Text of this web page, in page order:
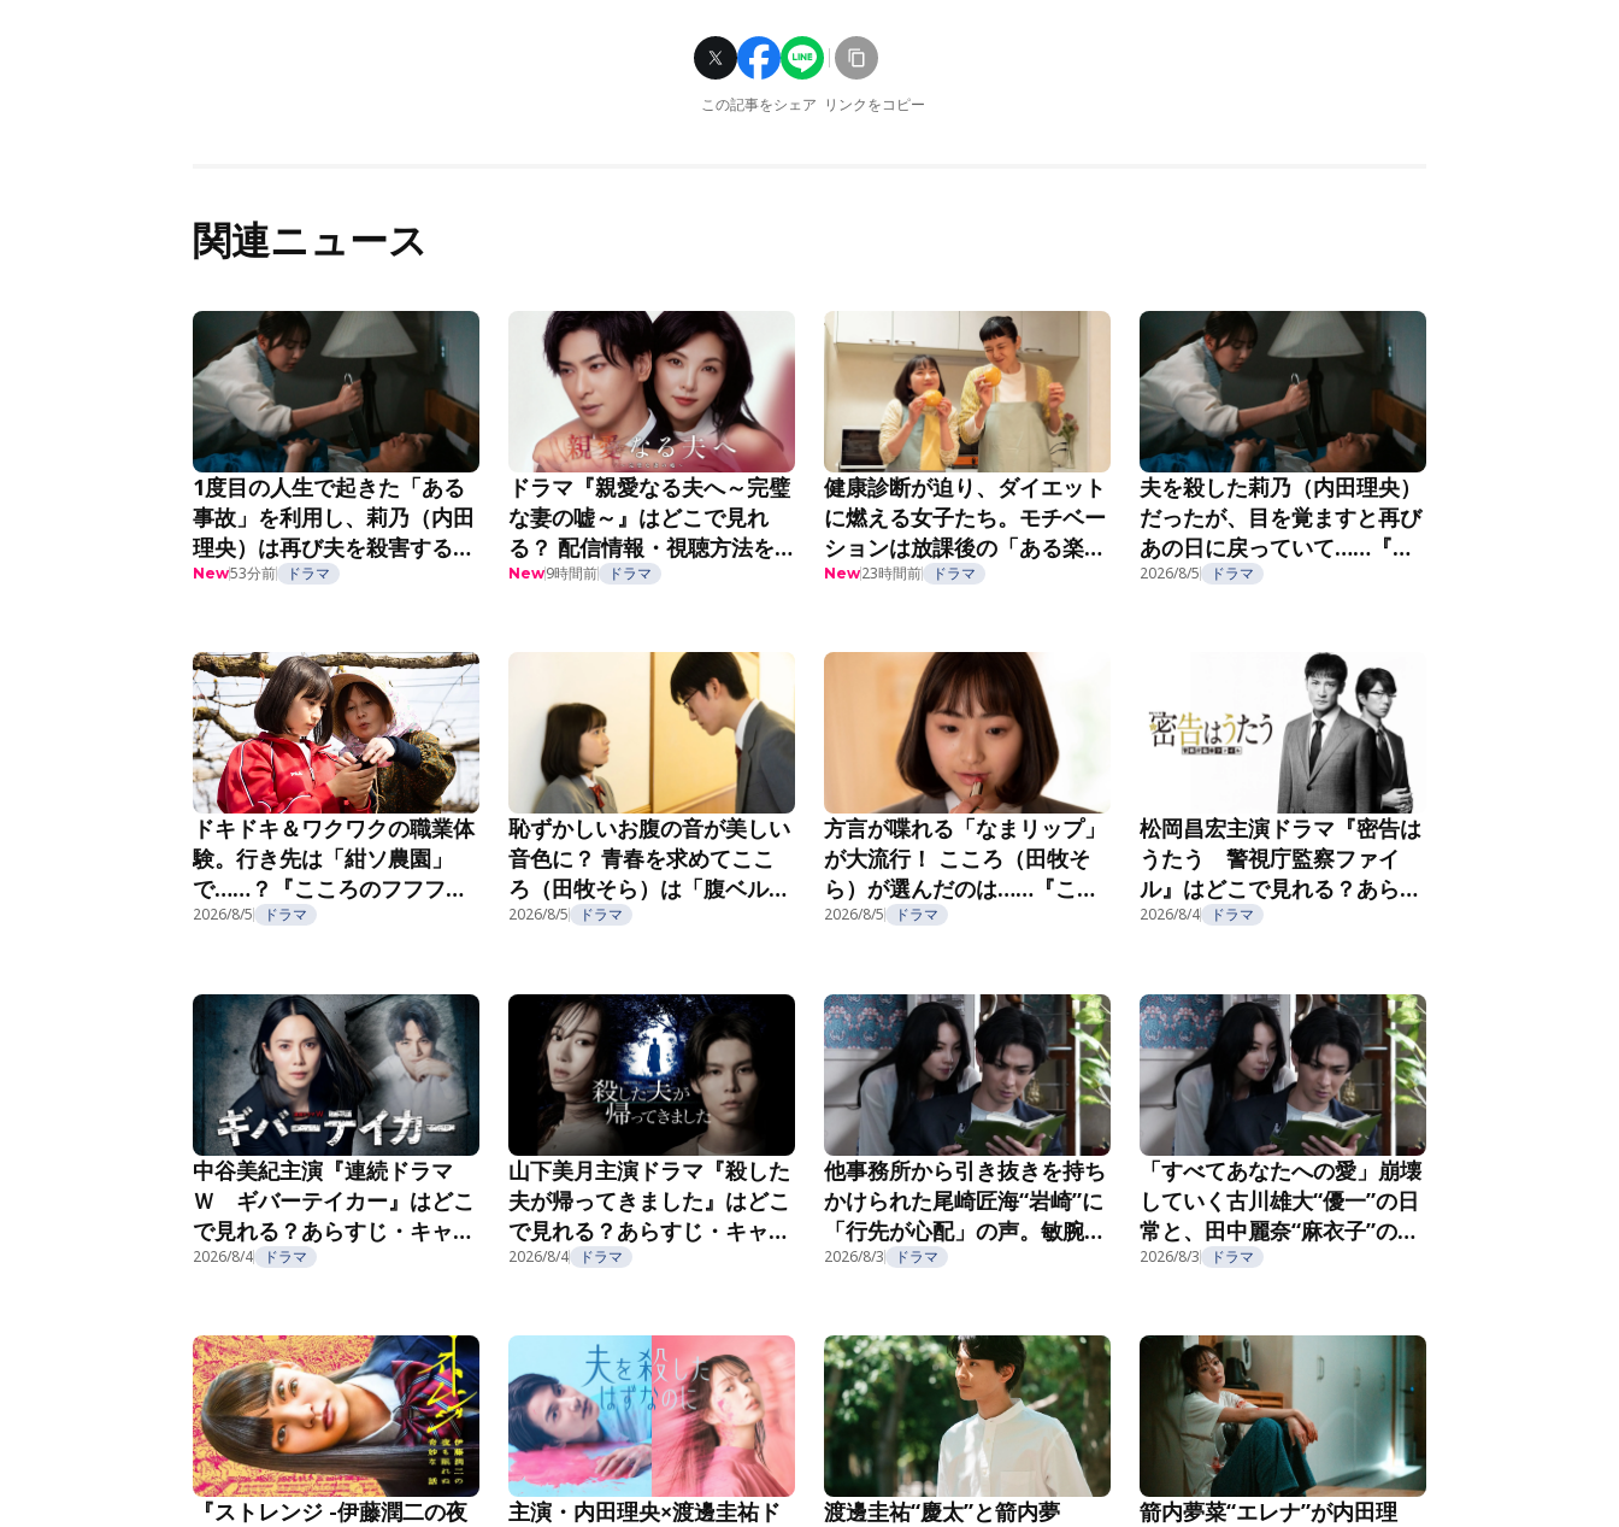
この記事をシェア リンクをコピー
関連ニュース
1度目の人生で起きた「ある
事故」を利用し、莉乃（内田
理央）は再び夫を殺害する
『夫を殺したはずなのに』第
New53分前 ドラマ
ドラマ『親愛なる夫へ～完璧
な妻の嘘～』はどこで見れ
る？ 配信情報・視聴方法を
紹介
New9時間前 ドラマ
健康診断が迫り、ダイエット
に燃える女子たち。モチベー
ションは放課後の「ある楽し
み」で……？『こころのフフ
New23時間前 ドラマ
夫を殺した莉乃（内田理央）
だったが、目を覚ますと再び
あの日に戻っていて……『夫
を殺したはずなのに』第2話
2026/8/5 ドラマ
ドキドキ＆ワクワクの職業体
験。行き先は「紺ソ農園」
で……？『こころのフフフ』
第4話
2026/8/5 ドラマ
恥ずかしいお腹の音が美しい
音色に？ 青春を求めてここ
ろ（田牧そら）は「腹ベル
部」へ！『こころのフフフ』
2026/8/5 ドラマ
方言が喋れる「なまリップ」
が大流行！ こころ（田牧そ
ら）が選んだのは……『ここ
ろのフフフ』第2話
2026/8/5 ドラマ
松岡昌宏主演ドラマ『密告は
うたう 警視庁監察ファイ
ル』はどこで見れる？あらす
じ・キャスト・配信視聴方法
2026/8/4 ドラマ
中谷美紀主演『連続ドラマ
Ｗ ギバーテイカー』はどこ
で見れる？あらすじ・キャス
ト・配信視聴方法を紹介
2026/8/4 ドラマ
山下美月主演ドラマ『殺した
夫が帰ってきました』はどこ
で見れる？あらすじ・キャス
ト・配信視聴方法を紹介
2026/8/4 ドラマ
他事務所から引き抜きを持ち
かけられた尾崎匠海“岩崎”に
「行先が心配」の声。敏腕社
長の企みにゾッ…『親愛なる
2026/8/3 ドラマ
「すべてあなたへの愛」崩壊
していく古川雄大“優一”の日
常と、田中麗奈“麻衣子”の不
気味な微笑み『親愛なる夫へ
2026/8/3 ドラマ
『ストレンジ -伊藤潤二の夜 主演・内田理央×渡邊圭祐ド 渡邊圭祐“慶太”と箭内夢 箭内夢菜“エレナ”が内田理